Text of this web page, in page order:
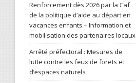
Renforcement dès 2026 par la Caf
de la politique d’aide au départ en
vacances enfants – Information et
mobilisation des partenaires locaux
Arrêté préfectoral : Mesures de
lutte contre les feux de forets et
d’espaces naturels